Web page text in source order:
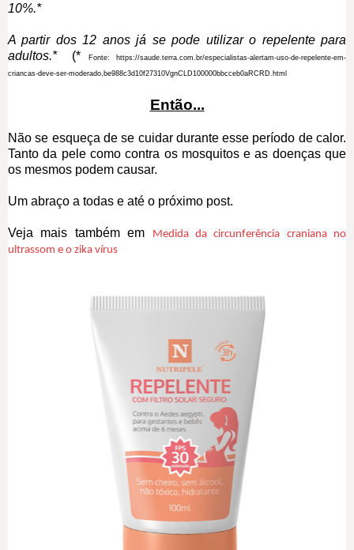
10%.*
A partir dos 12 anos já se pode utilizar o repelente para
adultos.* (*
Fonte: https://saude.terra.com.br/especialistas-alertam-uso-de-repelente-em-
criancas-deve-ser-moderado,be988c3d10f27310VgnCLD100000bbcceb0aRCRD.html
Então...
Não se esqueça de se cuidar durante esse período de calor.
Tanto da pele como contra os mosquitos e as doenças que
os mesmos podem causar.
Um abraço a todas e até o próximo post.
Veja mais também em
Medida da circunferência craniana no
ultrassom e o zika vírus